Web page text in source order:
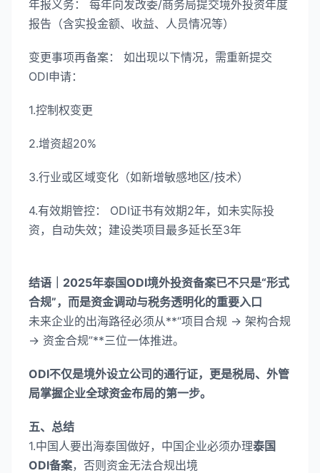
年报义务： 每年向发改委/商务局提交境外投资年度
报告（含实投金额、收益、人员情况等）
变更事项再备案： 如出现以下情况，需重新提交
ODI申请：
1.控制权变更
2.增资超20%
3.行业或区域变化（如新增敏感地区/技术）
4.有效期管控： ODI证书有效期2年，如未实际投
资，自动失效；建设类项目最多延长至3年
结语｜2025年泰国ODI境外投资备案已不只是“形式
合规”，而是资金调动与税务透明化的重要入口
未来企业的出海路径必须从**“项目合规 → 架构合规
→ 资金合规”**三位一体推进。
ODI不仅是境外设立公司的通行证，更是税局、外管
局掌握企业全球资金布局的第一步。
五、总结​
1.中国人要出海泰国做好，中国企业必须办理泰国
ODI备案，否则资金无法合规出境